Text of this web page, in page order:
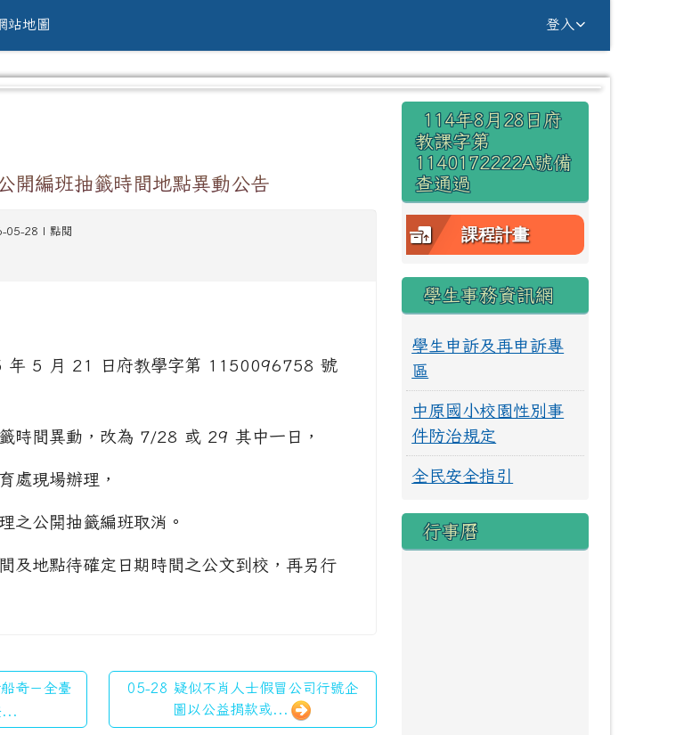
Hualien county Chung Yuan Primary
站地圖 登入
⏸
開編班抽籤時間地點異動公告
05-28 | 點閱
年 5 月 21 日府教學字第 1150096758 號
時間異動，改為 7/28 或 29 其中一日，
處現場辦理，
之公開抽籤編班取消。
及地點待確定日期時間之公文到校，再另行
奇－全臺
...
05-28 疑似不肖人士假冒公司行號企
圖以公益捐款或...
右邊區域內容
114年8月28日府
教課字第
1140172222A號備
查通過
課程計畫
學生事務資訊網
學生申訴及再申訴專
區
中原國小校園性別事
件防治規定
全民安全指引
行事曆